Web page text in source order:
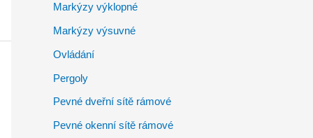
Markýzy výklopné
Markýzy výsuvné
Ovládání
Pergoly
Pevné dveřní sítě rámové
Pevné okenní sítě rámové